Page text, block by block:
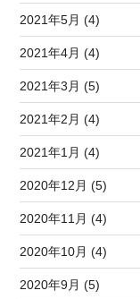
2021年5月 (4)
2021年4月 (4)
2021年3月 (5)
2021年2月 (4)
2021年1月 (4)
2020年12月 (5)
2020年11月 (4)
2020年10月 (4)
2020年9月 (5)